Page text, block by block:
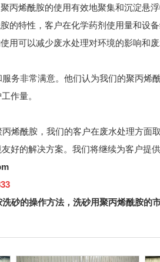
丙烯酰胺的使用有效地聚集和沉淀悬
的特性，客户在化学药剂使用量和设备
用可以减少废水处理对环境的影响和废
务非常满意。他们认为我们的聚丙烯
作量。
烯酰胺，我们的客户在废水处理方面
好的解决方案。我们将继续为客户提
洗砂的操作方法， 洗砂用聚丙烯酰胺的